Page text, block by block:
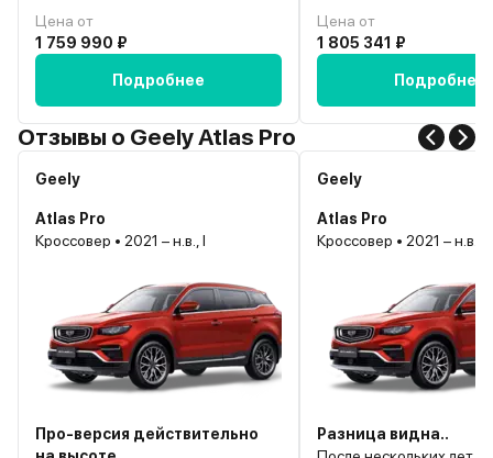
Цена от
1 759 990 ₽
Подробнее
Цена от
1 805 341 ₽
Подробнее
Отзывы о Geely Atlas Pro
Geely
Atlas Pro
Кроссовер • 2021 – н.в., I
Про-версия действительно
Geely
Atlas Pro
Кроссовер • 2021 – н.в., I
Разница видна..